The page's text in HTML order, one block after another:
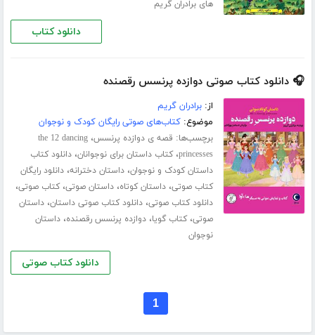
های برادران گریم
دانلود کتاب
🎧 دانلود کتاب صوتی دوازده پرنسس رقصنده
از:برادران گریم
موضوع:کتاب‌های صوتی رایگان کودک و نوجوان
برچسب‌ها: قصه ی دوازده پرنسس،the 12 dancing
princesses،کتاب داستان برای نوجوانان،دانلود کتاب
داستان کودک و نوجوان،داستان دخترانه،دانلود رایگان
کتاب صوتی،داستان کوتاه،داستان صوتی،کتاب صوتی،
دانلود کتاب صوتی،دانلود کتاب صوتی داستان،داستان
صوتی،کتاب گویا،دوازده پرنسس رقصنده،داستان
نوجوان
دانلود کتاب صوتی
1